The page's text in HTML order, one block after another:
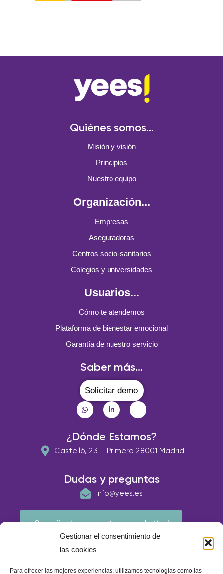
Gestionar el consentimiento de
las cookies
Para ofrecer las mejores experiencias, utilizamos tecnologías como las
Quiénes somos...
Misión y visión
Principios
Nuestro equipo
Organización...
Empresas
Aseguradoras
Centros socio-sanitarios
Colegios y universidades
Usuarios...
Cómo te atendemos
Plataforma de bienestar emocional
Garantía de nuestro servicio
Saber más...
Solicitar demo
¿Dónde Estamos?
Castelló, 23 – Primero 28001 Madrid
Dudas y preguntas
info@yees.es
¡Suscríbete a nuestra newsletter!